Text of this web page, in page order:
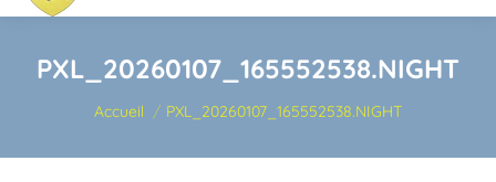
:
PXL_20260107_165552538.NIGHT
Vous êtes ici :
Accueil PXL_20260107_165552538.NIGHT